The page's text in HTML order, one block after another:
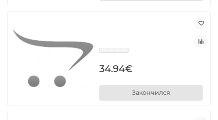
34.94€
Закончился